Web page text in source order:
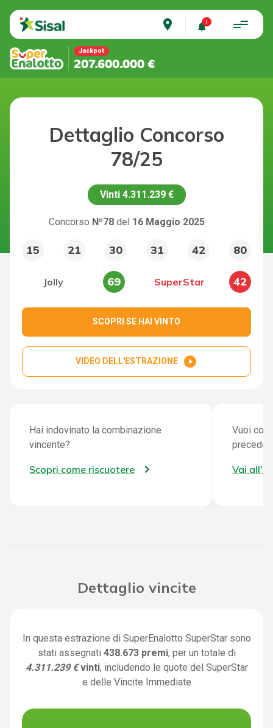
place
Jackpot
207.600.000 €
Dettaglio Concorso
78/25
Vinti 4.311.239 €
Concorso Nº78 del 16 Maggio 2025
15 21 30 31 42 80
Jolly 69 SuperStar 42
SCOPRI SE HAI VINTO
VIDEO DELL'ESTRAZIONE play_circle_filled
Hai indovinato la combinazione
vincente?
Scopri come riscuotere
Vuoi
Vai
Dettaglio vincite
In questa estrazione di SuperEnalotto SuperStar sono
stati assegnati 438.673 premi, per un totale di
4.311.239 € vinti, includendo le quote del SuperStar
e delle Vincite Immediate